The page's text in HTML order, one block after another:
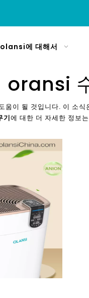
olansi에 대해서
oransi
움이 될 것입니다. 이 소식
기에 대한 더 자세한 정보